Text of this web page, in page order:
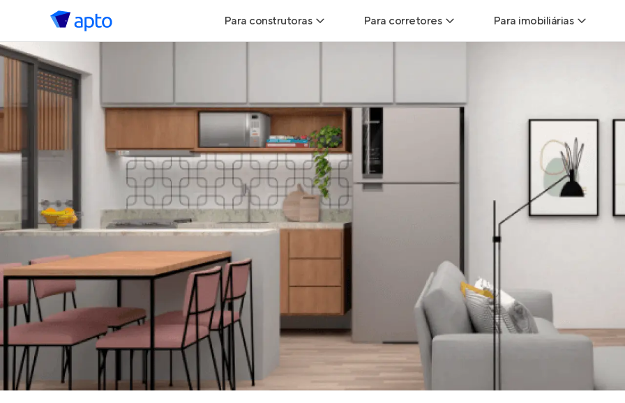
Para construtoras
Geração de Visitas
Geração de Vendas
Maiores Construtoras
Parcerias Imobiliárias
Para corretores
Corretor+
Hub de Corretores
Para imobiliárias
Anunciar imóveis